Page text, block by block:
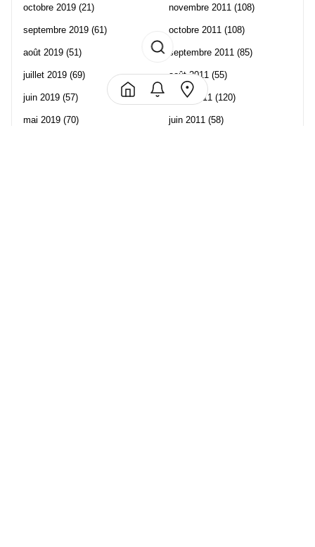
octobre 2019 (21)
septembre 2019 (61)
août 2019 (51)
juillet 2019 (69)
juin 2019 (57)
mai 2019 (70)
novembre 2011 (108)
octobre 2011 (108)
septembre 2011 (85)
août 2011 (55)
juillet 2011 (120)
juin 2011 (58)